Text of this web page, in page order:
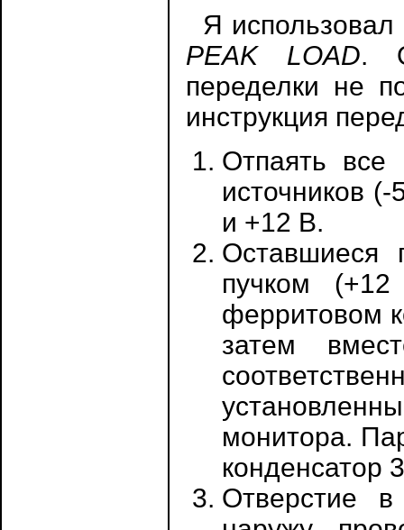
Я
PEAK LOAD.
переделки не
инструкция
Отпаять все
источников
и +12 В.
Оставшиеся
пучком
ферритовом
затем
монитора.
конденсатор
Отверстие